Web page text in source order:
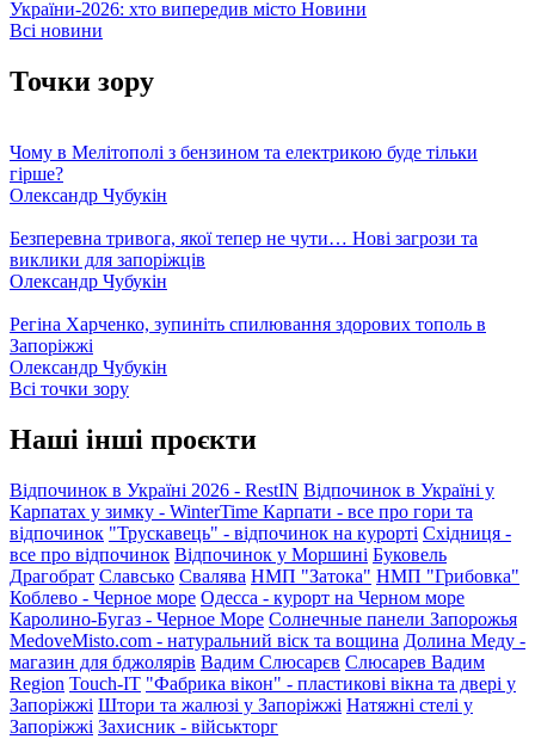
України-2026: хто випередив місто Новини
Всі новини
Точки зору
Чому в Мелітополі з бензином та електрикою буде тільки
гірше?
Олександр Чубукін
Безперевна тривога, якої тепер не чути… Нові загрози та
виклики для запоріжців
Олександр Чубукін
Регіна Харченко, зупиніть спилювання здорових тополь в
Запоріжжі
Олександр Чубукін
Всі точки зору
Наші інші проєкти
Відпочинок в Україні 2026 - RestIN Відпочинок в Україні у
Карпатах у зимку - WinterTime Карпати - все про гори та
відпочинок "Трускавець" - відпочинок на курорті Східниця -
все про відпочинок Відпочинок у Моршині Буковель
Драгобрат Славсько Свалява НМП "Затока" НМП "Грибовка"
Коблево - Черное море Одесса - курорт на Черном море
Каролино-Бугаз - Черное Море Солнечные панели Запорожья
MedoveMisto.com - натуральний віск та вощина Долина Меду -
магазин для бджолярів Вадим Слюсарєв Слюсарев Вадим
Region Touch-IT "Фабрика вікон" - пластикові вікна та двері у
Запоріжжі Штори та жалюзі у Запоріжжі Натяжні стелі у
Запоріжжі Захисник - військторг